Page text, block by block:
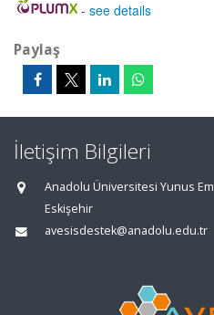
- see details
Paylaş
İletişim Bilgileri
Anadolu Üniversitesi Yunus
Eskişehir
avesisdestek@anadolu.edu.tr